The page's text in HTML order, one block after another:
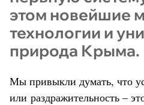
этом новейшие
технологии и
природа Крыма.
Мы привыкли думать, что
или раздражительность –